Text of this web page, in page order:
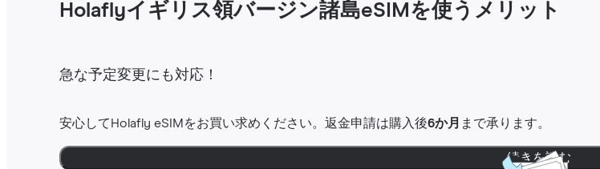
Holaflyイギリス領バージン諸島eSIMを使うメリット
急な予定変更にも対応！
安心してHolafly eSIMをお買い求めください。返金申請は購入後6か月 まで承ります。
続きを読む